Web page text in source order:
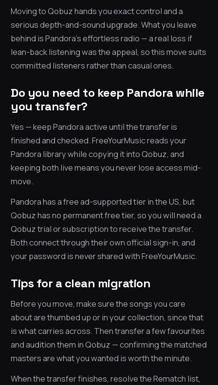
Moving to Qobuz hands you exact control and a
serious depth-and-sound upgrade. What you leave
behind is Pandora’s effortless radio — a real loss if
lean-back listening was the appeal, so this move suits
committed listeners rather than casual ones.
Do you need to keep Pandora while
you transfer?
Yes — keep Pandora active until the transfer is
finished and checked. FreeYourMusic reads your
Pandora library while copying it into Qobuz, and
keeping both live means you never lose access mid-
move.
Pandora has a free ad-supported tier in the US, but
Qobuz has no permanent free tier, so you will need a
Qobuz trial or subscription to receive the transfer.
Both connect through their own official sign-in, and
your password is never shared with FreeYourMusic.
Tips for a clean migration
Before you move, make sure the songs you care
about are thumbed up or in your collection, since that
is what carries across. Then transfer a few favourites
and audition them in Qobuz — confirming the matched
masters are what you wanted is worth the minute.
When the transfer finishes, resolve the Rematch list,